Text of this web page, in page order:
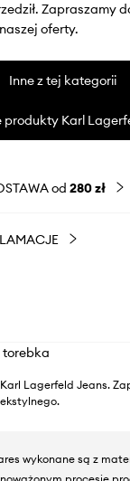
Zapraszamy
oferty.
Inne z tej kategorii
produkty Karl
od 280 zł
torebka
Lagerfeld Jeans.
wykonane są z